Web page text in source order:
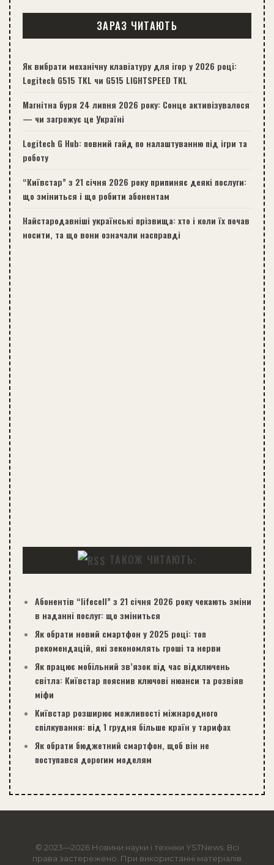
ЗАРАЗ ЧИТАЮТЬ
Як вибрати механічну клавіатуру для ігор у 2026 році:
Logitech G515 TKL чи G515 LIGHTSPEED TKL
Магнітна буря 24 липня 2026 року: Сонце активізувалося
— чи загрожує це Україні
Logitech G Hub: повний гайд по налаштуванню під ігри та
роботу
“Київстар” з 21 січня 2026 року припиняє деякі послуги:
що зміниться і що робити абонентам
Найстародавніші українські прізвища: хто і коли їх почав
носити, та що вони означали насправді
ТАКОЖ ЧИТАЮТЬ:
Абонентів “lifecell” з 21 січня 2026 року чекають зміни
в наданні послуг: що зміниться
Як обрати новий смартфон у 2025 році: топ
рекомендацій, які зекономлять гроші та нерви
Як працює мобільний зв’язок під час відключень
світла: Київстар пояснив ключові нюанси та розвіяв
міфи
Київстар розширює можливості міжнародного
спілкування: від 1 грудня більше країн у тарифах
Як обрати бюджетний смартфон, щоб він не
поступався дорогим моделям
© 2023—2026 Новини науки і техніки YSTNews. Всі
права застережено. При використанні матеріалів